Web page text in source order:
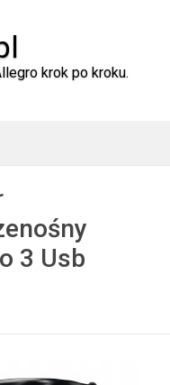
krok po kroku.
3 Usb